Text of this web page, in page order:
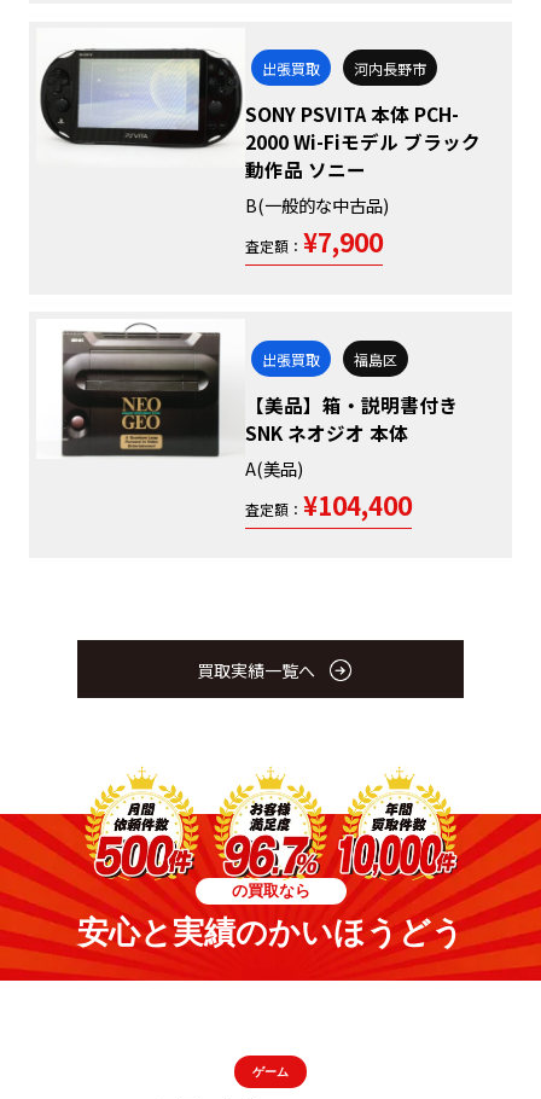
出張買取 河内長野市
SONY PSVITA 本体 PCH-
2000 Wi-Fiモデル ブラック
動作品 ソニー
B(一般的な中古品)
査定額： ¥7,900
出張買取 福島区
【美品】箱・説明書付き
SNK ネオジオ 本体
A(美品)
査定額： ¥104,400
買取実績一覧へ
の買取なら
安心と実績のかいほうどう
ゲーム